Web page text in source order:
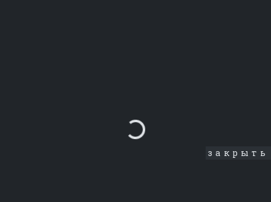
Loading...
закрыть